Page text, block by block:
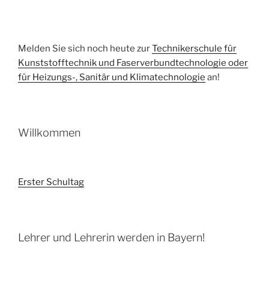
Melden Sie sich noch heute zurTechnikerschule für
Kunststofftechnik und Faserverbundtechnologie oder
für Heizungs-, Sanitär und Klimatechnologie an!
Willkommen
Erster Schultag
Lehrer und Lehrerin werden in Bayern!